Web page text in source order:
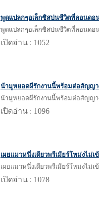
พูดแปลกๆอเล็กซิสบ่นชีวิตที่ลอนดอ
พูดแปลกๆอเล็กซิสบ่นชีวิตที่ลอนดอ
เปิดอ่าน : 1052
น้ามูหยอดผีรักงานนี้พร้อมต่อสัญญ
น้ามูหยอดผีรักงานนี้พร้อมต่อสัญญ
เปิดอ่าน : 1096
เผยแมวหนึ่งเดียวพรีเมียร์โหม่งไม่เ
เผยแมวหนึ่งเดียวพรีเมียร์โหม่งไม่เ
เปิดอ่าน : 1078